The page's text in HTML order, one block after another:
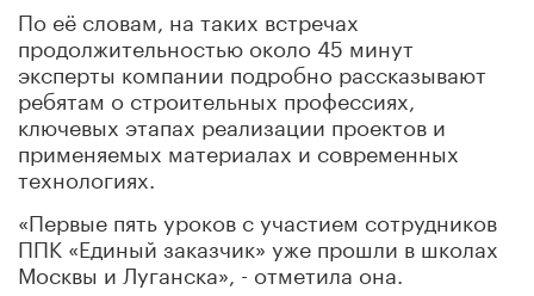
По её словам, на таких встречах
продолжительностью около 45 минут
эксперты компании подробно рассказывают
ребятам о строительных профессиях,
ключевых этапах реализации проектов и
применяемых материалах и современных
технологиях.
«Первые пять уроков с участием сотрудников
ППК «Единый заказчик» уже прошли в школах
Москвы и Луганска», - отметила она.